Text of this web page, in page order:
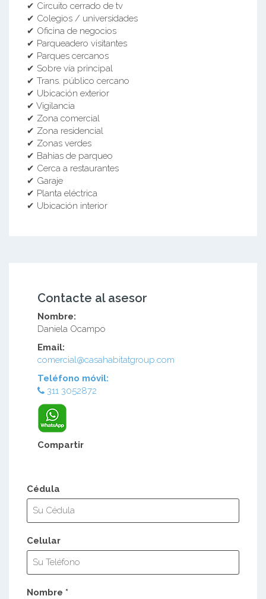
✔ Circuito cerrado de tv
✔ Colegios / universidades
✔ Oficina de negocios
✔ Parqueadero visitantes
✔ Parques cercanos
✔ Sobre vía principal
✔ Trans. público cercano
✔ Ubicación exterior
✔ Vigilancia
✔ Zona comercial
✔ Zona residencial
✔ Zonas verdes
✔ Bahias de parqueo
✔ Cerca a restaurantes
✔ Garaje
✔ Planta eléctrica
✔ Ubicación interior
Contacte al asesor
Nombre:
Daniela Ocampo
Email:
comercial@casahabitatgroup.com
Teléfono móvil:
311 3052872
Compartir
Cédula
Celular
Nombre *